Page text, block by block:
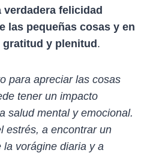
verdadera felicidad
las pequeñas cosas y en
y plenitud.
para apreciar las cosas
tener un impacto
salud mental y emocional.
estrés, a encontrar un
vorágine diaria y a